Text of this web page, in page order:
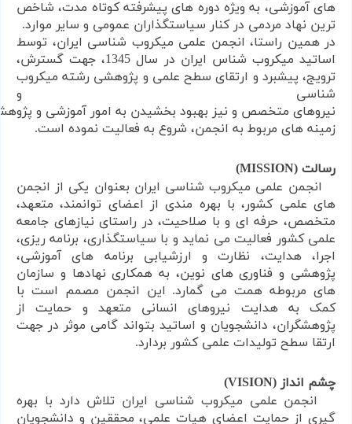
های آموزشی، به ویژه دوره های پیشرفته کوتاه مدت، شاخص
ترین نهاد مردمی در کنار سیاستگذاران عمومی و سایر موارد.
در همین راستا، انجمن علمی میکروب شناسی ایران، توسط
اساتید میکروب شناس ایران در سال 1345، جهت گسترش،
ترویج، پیشبرد و ارتقای سطح علمی و پژوهشی رشته میکروب
شناسی
و
نیروهای متخصص و نیز بهبود بخشیدن به امور آموزشی و
زمینه های مربوط به انجمن، شروع به فعالیت نموده است.
رسالت (MISSION
)
انجمن علمی میکروب شناسی ایران بعنوان یکی از انجمن
های علمی کشور، با بهره مندی از اعضای توانمند، متعهد،
متخصص، حرفه ای و با صلاحیت، در راستای نیازهای جامعه
علمی کشور فعالیت می نماید و با سیاستگذاری، برنامه ریزی،
اجرا، هدایت، نظارت و ارزشیابی برنامه های آموزشی،
پژوهشی و فناوری های نوین، به همکاری نهادها و سازمان
های مربوطه همت می گمارد. این انجمن مصمم است با
کمک به هدایت نیروهای انسانی متعهد و حمایت از
پژوهشگران، دانشجویان و اساتید بتواند گامی موثر در جهت
ارتقا سطح تولیدات علمی کشور بردارد.
چشم انداز (VISION
)
انجمن علمی میکروب شناسی ایران تلاش دارد با بهره
گیری از حمایت اعضای هیات علمی، محققین و دانشجویان